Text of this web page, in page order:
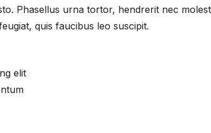
Phasellus urna tortor, hendrerit nec
quis faucibus leo suscipit.
elit